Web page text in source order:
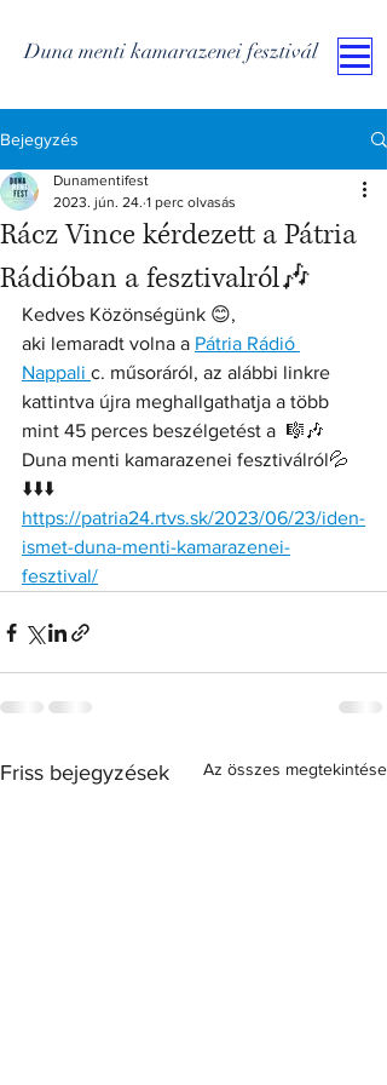
Duna menti kamarazenei fesztivál
Bejegyzés
Rácz Vince kérdezett a Pátria
Rádióban a fesztivalról🎶
Dunamentifest
2023. jún. 24. 1 perc olvasás
Kedves Közönségünk 😊,
aki lemaradt volna a Pátria Rádió
Nappali c. műsoráról, az alábbi linkre
kattintva újra meghallgathatja a több
mint 45 perces beszélgetést a  🎼🎶
Duna menti kamarazenei fesztiválról💦
⬇️⬇️⬇️
https://patria24.rtvs.sk/2023/06/23/iden-
ismet-duna-menti-kamarazenei-
fesztival/
Friss bejegyzések Az összes megtekintése